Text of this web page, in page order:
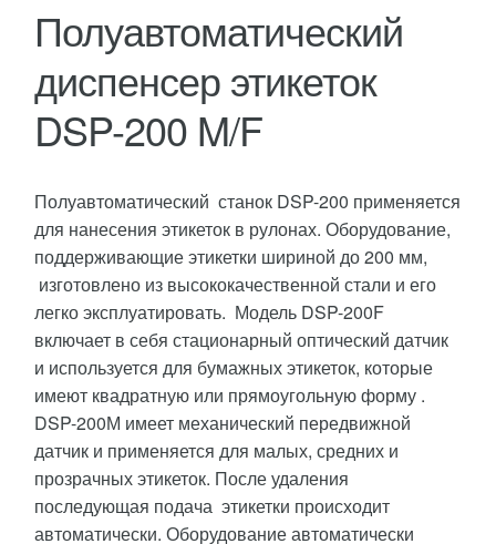
Полуавтоматический
диспенсер этикеток
DSP-200 M/F
Полуавтоматический станок DSP-200 применяется
для нанесения этикеток в рулонах. Оборудование,
поддерживающие этикетки шириной до 200 мм,
изготовлено из высококачественной стали и его
легко эксплуатировать. Модель DSP-200F
включает в себя стационарный оптический датчик
и используется для бумажных этикеток, которые
имеют квадратную или прямоугольную форму .
DSP-200М имеет механический передвижной
датчик и применяется для малых, средних и
прозрачных этикеток. После удаления
последующая подача этикетки происходит
автоматически. Оборудование автоматически